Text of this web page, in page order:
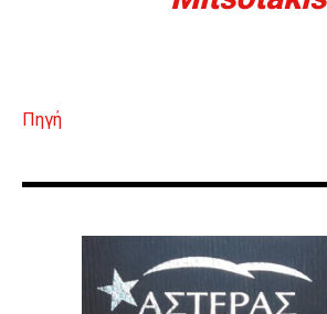
Πηγή